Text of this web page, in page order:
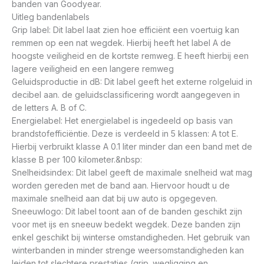
banden van Goodyear.
Uitleg bandenlabels
Grip label: Dit label laat zien hoe efficiënt een voertuig kan
remmen op een nat wegdek. Hierbij heeft het label A de
hoogste veiligheid en de kortste remweg. E heeft hierbij een
lagere veiligheid en een langere remweg
Geluidsproductie in dB: Dit label geeft het externe rolgeluid in
decibel aan. de geluidsclassificering wordt aangegeven in
de letters A. B of C.
Energielabel: Het energielabel is ingedeeld op basis van
brandstofefficiëntie. Deze is verdeeld in 5 klassen: A tot E.
Hierbij verbruikt klasse A 0.1 liter minder dan een band met de
klasse B per 100 kilometer.&nbsp:
Snelheidsindex: Dit label geeft de maximale snelheid wat mag
worden gereden met de band aan. Hiervoor houdt u de
maximale snelheid aan dat bij uw auto is opgegeven.
Sneeuwlogo: Dit label toont aan of de banden geschikt zijn
voor met ijs en sneeuw bedekt wegdek. Deze banden zijn
enkel geschikt bij winterse omstandigheden. Het gebruik van
winterbanden in minder strenge weersomstandigheden kan